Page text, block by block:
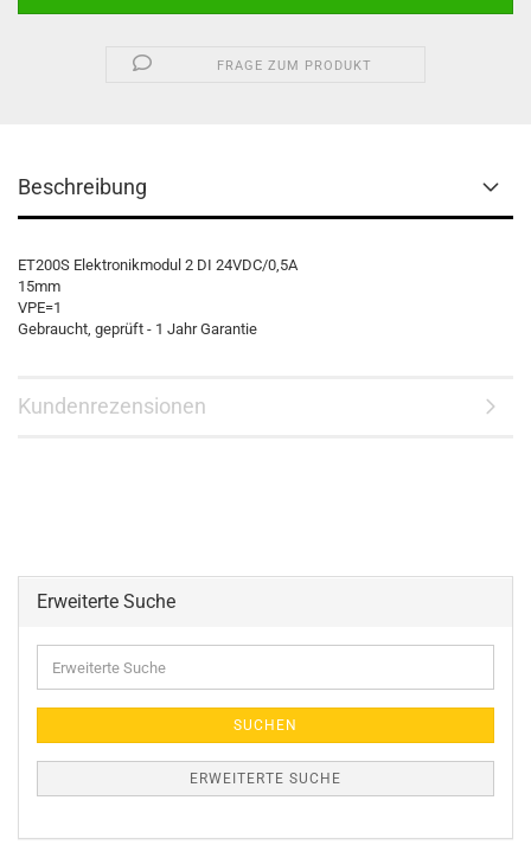
FRAGE ZUM PRODUKT
Beschreibung
ET200S Elektronikmodul 2 DI 24VDC/0,5A
15mm
VPE=1
Gebraucht, geprüft - 1 Jahr Garantie
Kundenrezensionen
Erweiterte Suche
Suche
SUCHEN
ERWEITERTE SUCHE